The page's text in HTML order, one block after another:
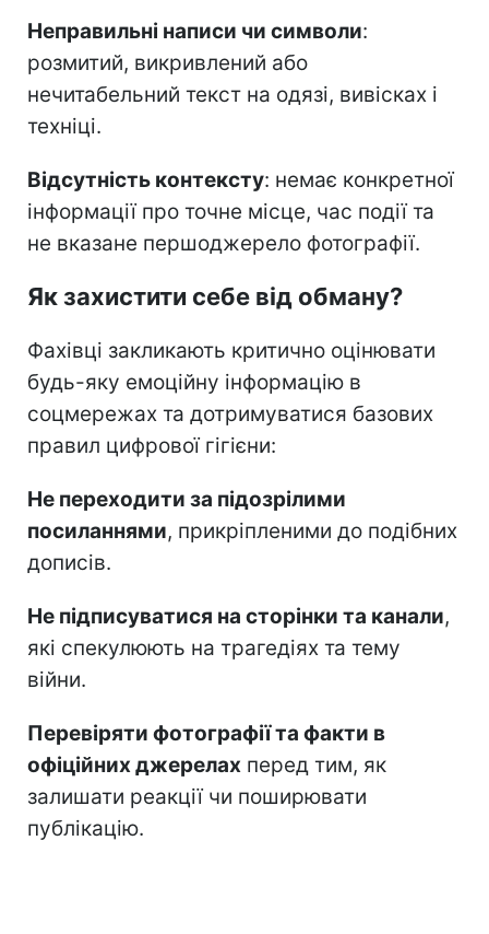
Неправильні написи чи символи:
розмитий, викривлений або
нечитабельний текст на одязі, вивісках і
техніці.
Відсутність контексту: немає конкретної
інформації про точне місце, час події та
не вказане першоджерело фотографії.
Як захистити себе від обману?
Фахівці закликають критично оцінювати
будь-яку емоційну інформацію в
соцмережах та дотримуватися базових
правил цифрової гігієни:
Не переходити за підозрілими
посиланнями, прикріпленими до подібних
дописів.
Не підписуватися на сторінки та канали,
які спекулюють на трагедіях та тему
війни.
Перевіряти фотографії та факти в
офіційних джерелах перед тим, як
залишати реакції чи поширювати
публікацію.